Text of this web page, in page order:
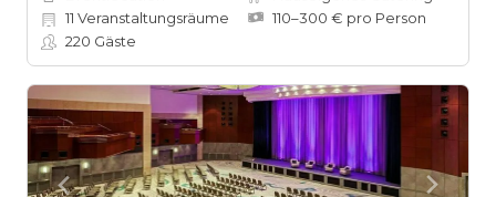
11 Veranstaltungsräume
110–300 € pro Person
220 Gäste